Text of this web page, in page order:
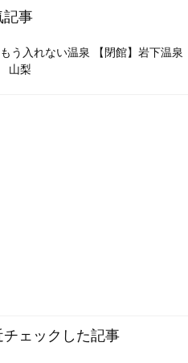
記事
もう入れない温泉 【閉館】岩下温泉
山梨
チェックした記事